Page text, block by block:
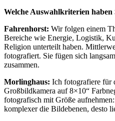
Welche Auswahlkriterien haben
Fahrenhorst: Wir folgen einem
Bereiche wie Energie, Logistik,
Religion unterteilt haben.
fotografiert. Sie fügen sich
zusammen.
Morlinghaus: Ich fotografiere für
Großbildkamera auf 8×10“
fotografisch mit Größe
komplexer die Bildebenen, desto